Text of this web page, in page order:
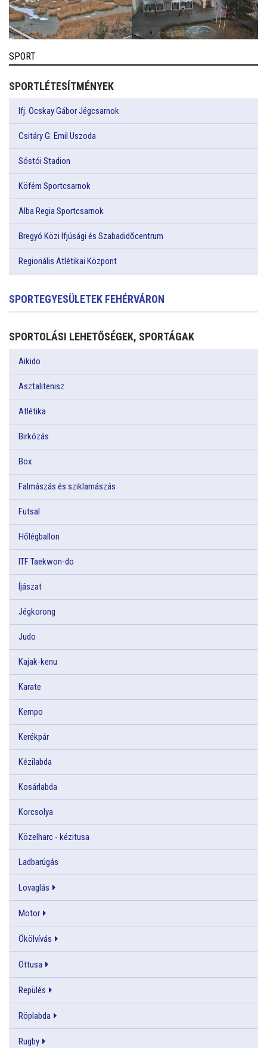
SPORT
SPORTLÉTESÍTMÉNYEK
Ifj. Ocskay Gábor Jégcsarnok
Csitáry G. Emil Uszoda
Sóstói Stadion
Köfém Sportcsarnok
Alba Regia Sportcsarnok
Bregyó Közi Ifjúsági és Szabadidőcentrum
Regionális Atlétikai Központ
SPORTEGYESÜLETEK FEHÉRVÁRON
SPORTOLÁSI LEHETŐSÉGEK, SPORTÁGAK
Aikido
Asztalitenisz
Atlétika
Birkózás
Box
Falmászás és sziklamászás
Futsal
Hőlégballon
ITF Taekwon-do
Íjászat
Jégkorong
Judo
Kajak-kenu
Karate
Kempo
Kerékpár
Kézilabda
Kosárlabda
Korcsolya
Közelharc - kézitusa
Ladbarúgás
Lovaglás
Motor
Ökölvívás
Öttusa
Repülés
Röplabda
Rugby